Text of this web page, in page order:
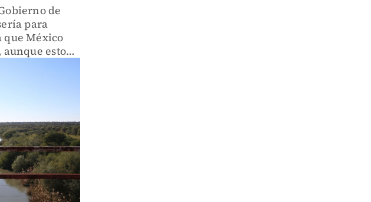
de
para
que México
aunque esto